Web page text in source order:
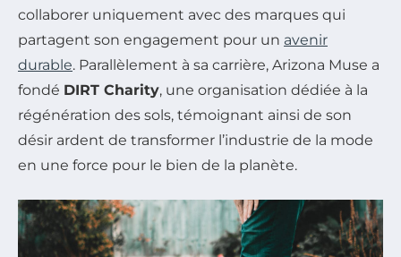
collaborer uniquement avec des marques qui
partagent son engagement pour un avenir
durable. Parallèlement à sa carrière, Arizona Muse a
fondé DIRT Charity, une organisation dédiée à la
régénération des sols, témoignant ainsi de son
désir ardent de transformer l’industrie de la mode
en une force pour le bien de la planète.